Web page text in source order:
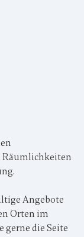
Räumlichkeiten
Angebote
Orten im
gerne die Seite